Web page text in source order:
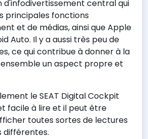
d'infodivertissement central qui
principales fonctions
et de médias, ainsi que Apple
Auto. Il y a aussi très peu de
ce qui contribue à donner à la
un aspect propre et
le SEAT Digital Cockpit
facile à lire et il peut être
toutes sortes de lectures
différentes.